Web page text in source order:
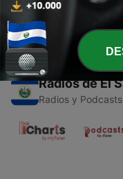
Radios de El
Radios y Podcasts